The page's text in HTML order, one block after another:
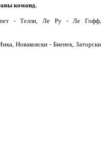
команд.
- Телли, Ле Ру - Ле Гофф,
Новаковски - Биенек, Заторски